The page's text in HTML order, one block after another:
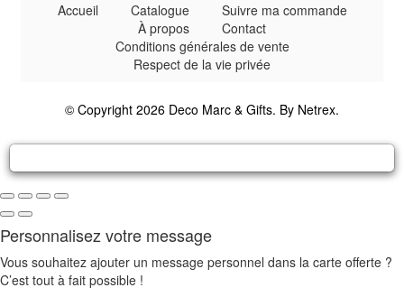
Accueil Catalogue
Suivre ma commande
À propos
Contact
Conditions générales de vente
Respect de la vie privée
© Copyright 2026 Deco Marc & Gifts. By Netrex.
Personnalisez votre message
Vous souhaitez ajouter un message personnel dans la carte offerte ?
C’est tout à fait possible !